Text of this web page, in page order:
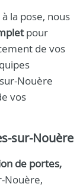
la pose, nous
pour
de vos
Nouère
vos
sur-Nouère
de portes,
Nouère,